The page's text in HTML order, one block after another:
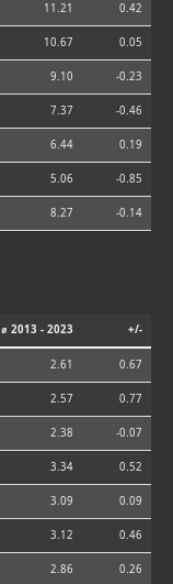
11.21 0.42
10.67 0.05
9.10 -0.23
7.37 -0.46
6.44 0.19
5.06 -0.85
8.27 -0.14
⌀ 2013 - 2023 +/-
2.61 0.67
2.57 0.77
2.38 -0.07
3.34 0.52
3.09 0.09
3.12 0.46
2.86 0.26